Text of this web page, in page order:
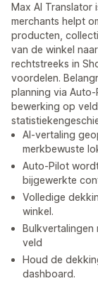
Max AI Translator
merchants helpt
producten,
van de winkel
rechtstreeks in
voordelen.
planning via
bewerking op
AI-vertaling
merkbewuste
Auto-Pilot
bijgewerkte
Volledige
winkel.
veld
Houd de
dashboard.